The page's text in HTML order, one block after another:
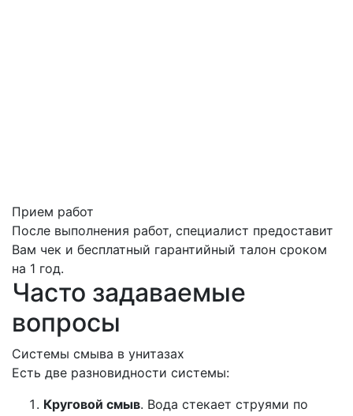
Прием работ
После выполнения работ, специалист предоставит
Вам чек и бесплатный гарантийный талон сроком
на 1 год.
Часто задаваемые
вопросы
Системы смыва в унитазах
Есть две разновидности системы:
Круговой смыв. Вода стекает струями по